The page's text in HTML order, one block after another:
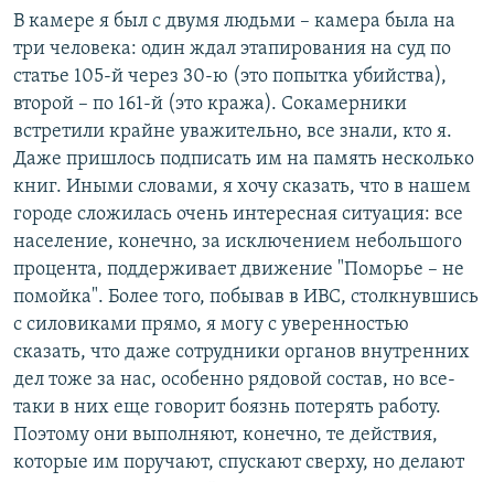
В камере я был с двумя людьми – камера была на
три человека: один ждал этапирования на суд по
статье 105-й через 30-ю (это попытка убийства),
второй – по 161-й (это кража). Сокамерники
встретили крайне уважительно, все знали, кто я.
Даже пришлось подписать им на память несколько
книг. Иными словами, я хочу сказать, что в нашем
городе сложилась очень интересная ситуация: все
население, конечно, за исключением небольшого
процента, поддерживает движение "Поморье – не
помойка". Более того, побывав в ИВС, столкнувшись
с силовиками прямо, я могу с уверенностью
сказать, что даже сотрудники органов внутренних
дел тоже за нас, особенно рядовой состав, но все-
таки в них еще говорит боязнь потерять работу.
Поэтому они выполняют, конечно, те действия,
которые им поручают, спускают сверху, но делают